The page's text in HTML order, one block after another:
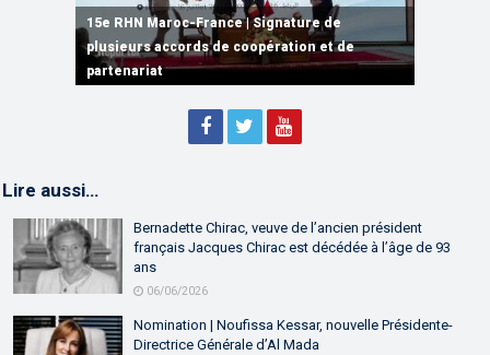
15e RHN Maroc-France | Signature de
plusieurs accords de coopération et de
partenariat
15e RHN Maroc-France | Discours de
Sébastien Lecornu premier ministre français
15e Réunion de Haut Niveau Maroc-France |
Discours de M. Aziz Akhannouch
Lire aussi…
Bernadette Chirac, veuve de l’ancien président
français Jacques Chirac est décédée à l’âge de 93
ans
06/06/2026
Nomination | Noufissa Kessar, nouvelle Présidente-
Directrice Générale d’Al Mada